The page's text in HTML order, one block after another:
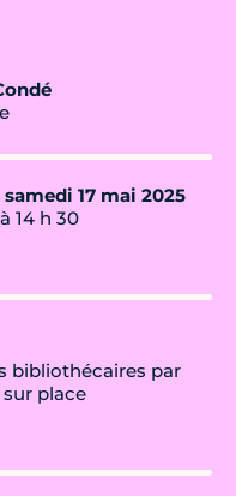
samedi 17 mai 2025
14 h 30
bibliothécaires par
place